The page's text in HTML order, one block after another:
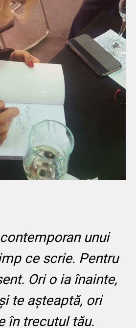
unui
ce scrie. Pentru
Ori o ia înainte,
te așteaptă, ori
în trecutul tău.